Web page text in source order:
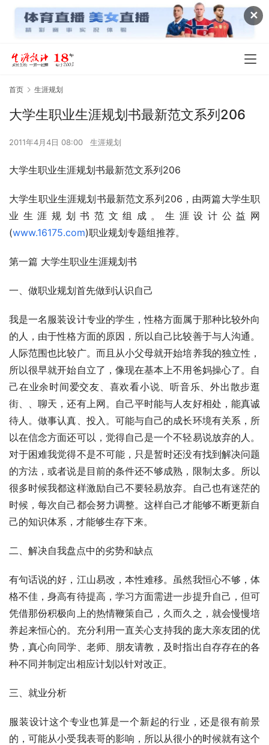
✕
首页 生涯规划
大学生职业生涯规划书最新范文系列206
2011年4月4日 08:00 生涯规划
大学生职业生涯规划书最新范文系列206
大学生职业生涯规划书最新范文系列206，由两篇大学生职
业生涯规划书范文组成。生涯设计公益网
(www.16175.com)职业规划专题组推荐。
第一篇 大学生职业生涯规划书
一、做职业规划首先做到认识自己
我是一名服装设计专业的学生，性格方面属于那种比较外向
的人，由于性格方面的原因，所以自己比较善于与人沟通。
人际范围也比较广。而且从小父母就开始培养我的独立性，
所以很早就开始自立了，像现在基本上不用爸妈操心了。自
己在业余时间爱交友、喜欢看小说、听音乐、外出散步逛
街、、聊天，还有上网。自己平时能与人友好相处，能真诚
待人。做事认真、投入。可能与自己的成长环境有关系，所
以在信念方面还可以，觉得自己是一个不轻易说放弃的人。
对于困难我觉得不是不可能，只是暂时还没有找到解决问题
的方法，或者说是目前的条件还不够成熟，限制太多。所以
很多时候我都这样激励自己不要轻易放弃。自己也有迷茫的
时候，每次自己都会努力调整。这样自己才能够不断更新自
己的知识体系，才能够生存下来。
二、解决自我盘点中的劣势和缺点
有句话说的好，江山易改，本性难移。虽然我恒心不够，体
格不佳，身高有待提高，学习方面需进一步提升自己，但可
凭借那份积极向上的热情鞭策自己，久而久之，就会慢慢培
养起来恒心的。充分利用一直关心支持我的庞大亲友团的优
势，真心向同学、老师、朋友请教，及时指出自存存在的各
种不同并制定出相应计划以针对改正。
三、就业分析
服装设计这个专业也算是一个新起的行业，还是很有前景
的，可能从小受我表哥的影响，所以从很小的时候就有这个